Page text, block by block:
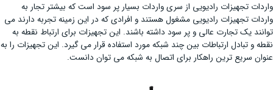
واردات تجهیزات رادیویی از سری واردات بسیار پر سود است که بیشتر تجار به
واردات تجهیزات رادیویی مشغول هستند و افرادی که در این زمینه تجربه دارند می
توانند یک تجارت عالی و پر سود داشته باشند. این تجهیزات برای ارتباط نقطه به
نقطه و تبادل ارتباطات بین چند شبکه مورد استفاده قرار می گیرد. این تجهیزات را به
عنوان سریع ترین راهکار برای اتصال به شبکه می توان دانست.